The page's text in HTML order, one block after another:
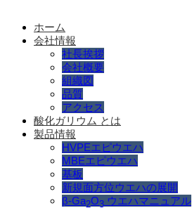
ホーム
会社情報
社長挨拶
会社概要
組織図
品質
アクセス
酸化ガリウム とは
製品情報
HVPEエピウエハ
MBEエピウエハ
基板
新規面方位ウエハの展開
β-Ga2O3 ウエハマニュアル